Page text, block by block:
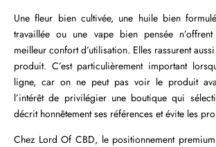
Une fleur bien cultivée, une huile bien
travaillée ou une vape bien pensée
meilleur confort d’utilisation. Elles rassurent
produit. C’est particulièrement important
ligne, car on ne peut pas voir le produit
l’intérêt de privilégier une boutique qui
décrit honnêtement ses références et évite les
Chez Lord Of CBD, le positionnement